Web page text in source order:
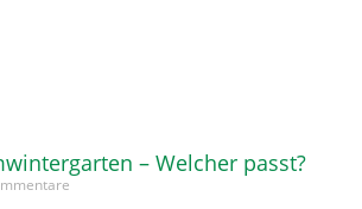
– Welcher passt?